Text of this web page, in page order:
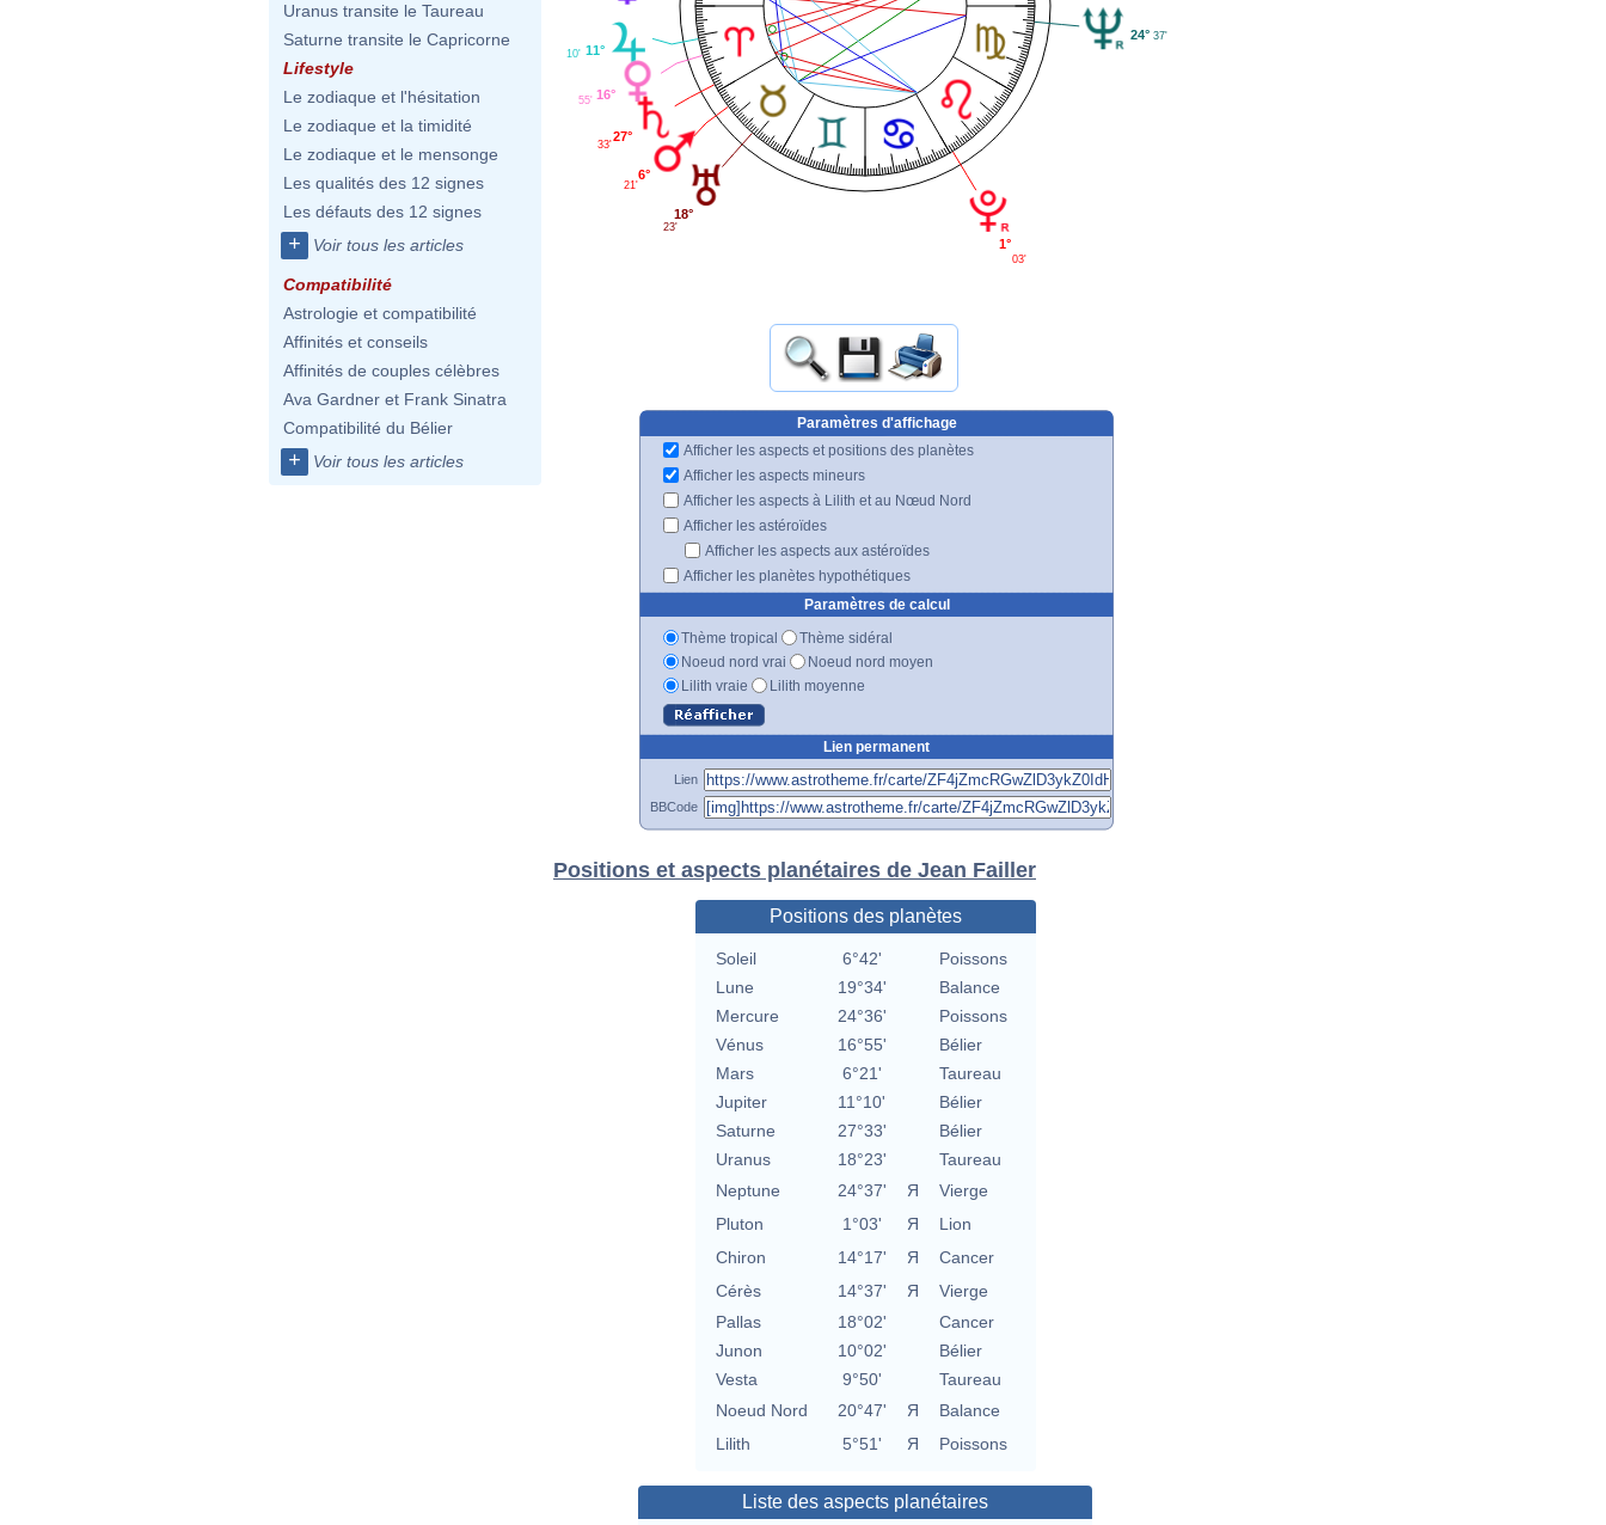
Uranus transite le Taureau
Saturne transite le Capricorne
Lifestyle
Le zodiaque et l'hésitation
Le zodiaque et la timidité
Le zodiaque et le mensonge
Les qualités des 12 signes
Les défauts des 12 signes
+ Voir tous les articles
Compatibilité
Astrologie et compatibilité
Affinités et conseils
Affinités de couples célèbres
Ava Gardner et Frank Sinatra
Compatibilité du Bélier
+ Voir tous les articles
11°
10'
16°
55'
27°
33'
6°
21'
18°
23'
1°
03'
24° 37'
Paramètres d'affichage
Afficher les aspects et positions des planètes
Afficher les aspects mineurs
Afficher les aspects à Lilith et au Nœud Nord
Afficher les astéroïdes
Afficher les aspects aux astéroïdes
Afficher les planètes hypothétiques
Paramètres de calcul
Thème tropical
Thème sidéral
Noeud nord vrai
Noeud nord moyen
Lilith vraie
Lilith moyenne
Lien permanent
Lien
BBCode
Positions et aspects planétaires de Jean Failler
Positions des planètes
Soleil 6°42'
Poissons
Lune
19°34'
Balance
Mercure
24°36'
Poissons
Vénus
16°55'
Bélier
Mars
6°21'
Taureau
Jupiter
11°10'
Bélier
Saturne
27°33'
Bélier
Uranus
18°23'
Taureau
Neptune
24°37' Я
Vierge
Pluton
1°03' Я
Lion
Chiron
14°17' Я
Cancer
Cérès
14°37' Я
Vierge
Pallas
18°02'
Cancer
Junon
10°02'
Bélier
Vesta
9°50'
Taureau
Noeud Nord
20°47' Я
Balance
Lilith
5°51' Я Poissons
Liste des aspects planétaires